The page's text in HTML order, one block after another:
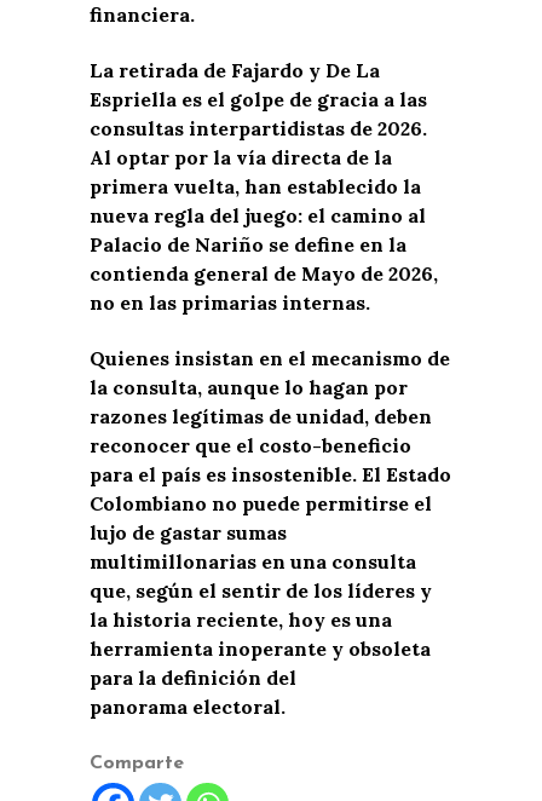
financiera.
La retirada de Fajardo y De La
Espriella es el golpe de gracia a las
consultas interpartidistas de 2026.
Al optar por la vía directa de la
primera vuelta, han establecido la
nueva regla del juego: el camino al
Palacio de Nariño se define en la
contienda general de Mayo de 2026,
no en las primarias internas.
Quienes insistan en el mecanismo de
la consulta, aunque lo hagan por
razones legítimas de unidad, deben
reconocer que el costo-beneficio
para el país es insostenible. El Estado
Colombiano no puede permitirse el
lujo de gastar sumas
multimillonarias en una consulta
que, según el sentir de los líderes y
la historia reciente, hoy es una
herramienta inoperante y obsoleta
para la definición del
panorama electoral.
Comparte